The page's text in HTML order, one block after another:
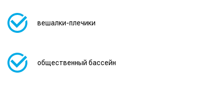
вешалки-плечики
общественный бассейн